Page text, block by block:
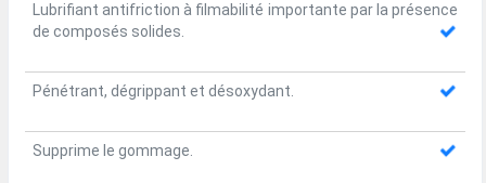
Lubrifiant antifriction à filmabilité importante par la présence
de composés solides.
Pénétrant, dégrippant et désoxydant.
Supprime le gommage.